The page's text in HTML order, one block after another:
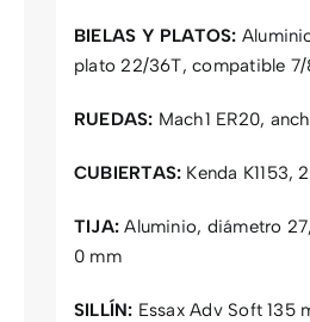
BIELAS Y PLATOS:
plato 22/36T, compatible
RUEDAS: Mach1 ER20,
CUBIERTAS: Kenda K1153,
TIJA: Aluminio, diámetro
0 mm
SILLÍN: Essax Adv Soft 135